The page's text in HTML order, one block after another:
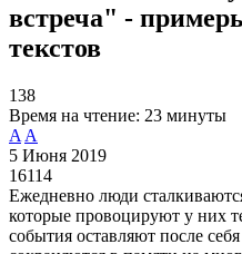
встреча" -
текстов
138
Время на чтение: 23 минуты
A A
5 Июня 2019
16114
Ежедневно люди
которые провоцируют у них
события оставляют после